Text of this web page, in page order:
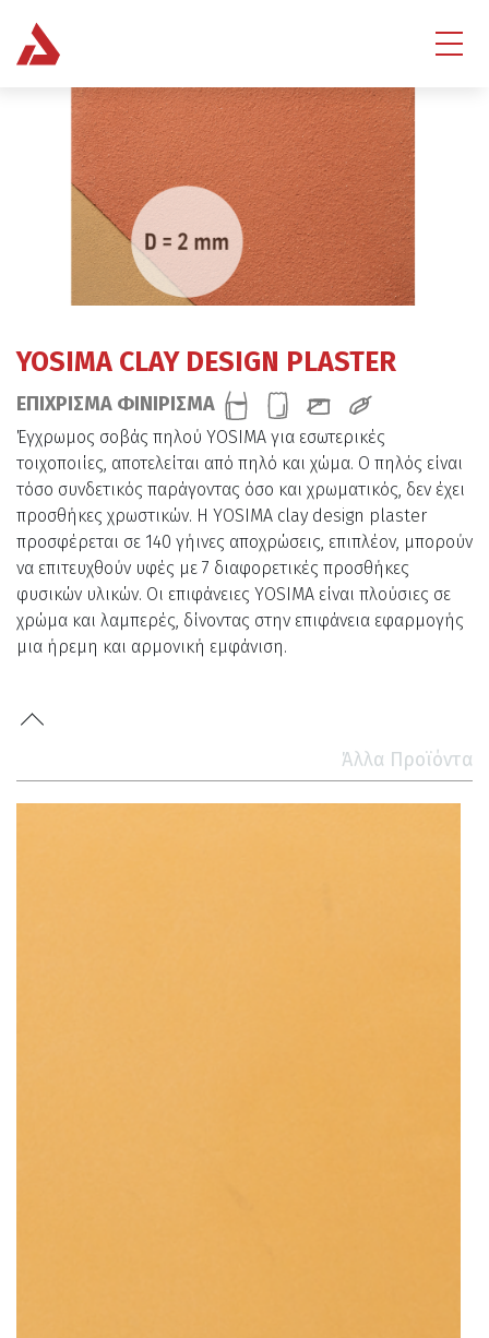
YOSIMA CLAY DESIGN PLASTER
ΕΠΙΧΡΙΣΜΑ ΦΙΝΙΡΙΣΜΑ
Έγχρωμος σοβάς πηλού YOSIMA για εσωτερικές
τοιχοποιίες, αποτελείται από πηλό και χώμα. Ο πηλός είναι
τόσο συνδετικός παράγοντας όσο και χρωματικός, δεν έχει
προσθήκες χρωστικών. Η YOSIMA clay design plaster
προσφέρεται σε 140 γήινες αποχρώσεις, επιπλέον, μπορούν
να επιτευχθούν υφές με 7 διαφορετικές προσθήκες
φυσικών υλικών. Οι επιφάνειες YOSIMA είναι πλούσιες σε
χρώμα και λαμπερές, δίνοντας στην επιφάνεια εφαρμογής
μια ήρεμη και αρμονική εμφάνιση.
Άλλα Προϊόντα